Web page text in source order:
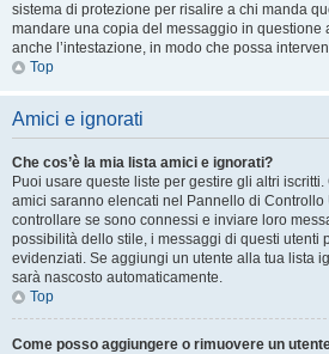
sistema di protezione per risalire a chi manda
mandare una copia del messaggio in questione
anche l’intestazione, in modo che possa
Top
Amici e ignorati
Che cos’è la mia lista amici e ignorati?
Puoi usare queste liste per gestire gli altri
amici saranno elencati nel Pannello di Controllo
controllare se sono connessi e inviare loro
possibilità dello stile, i messaggi di questi utenti
evidenziati. Se aggiungi un utente alla tua lista
sarà nascosto automaticamente.
Top
Come posso aggiungere o rimuovere un